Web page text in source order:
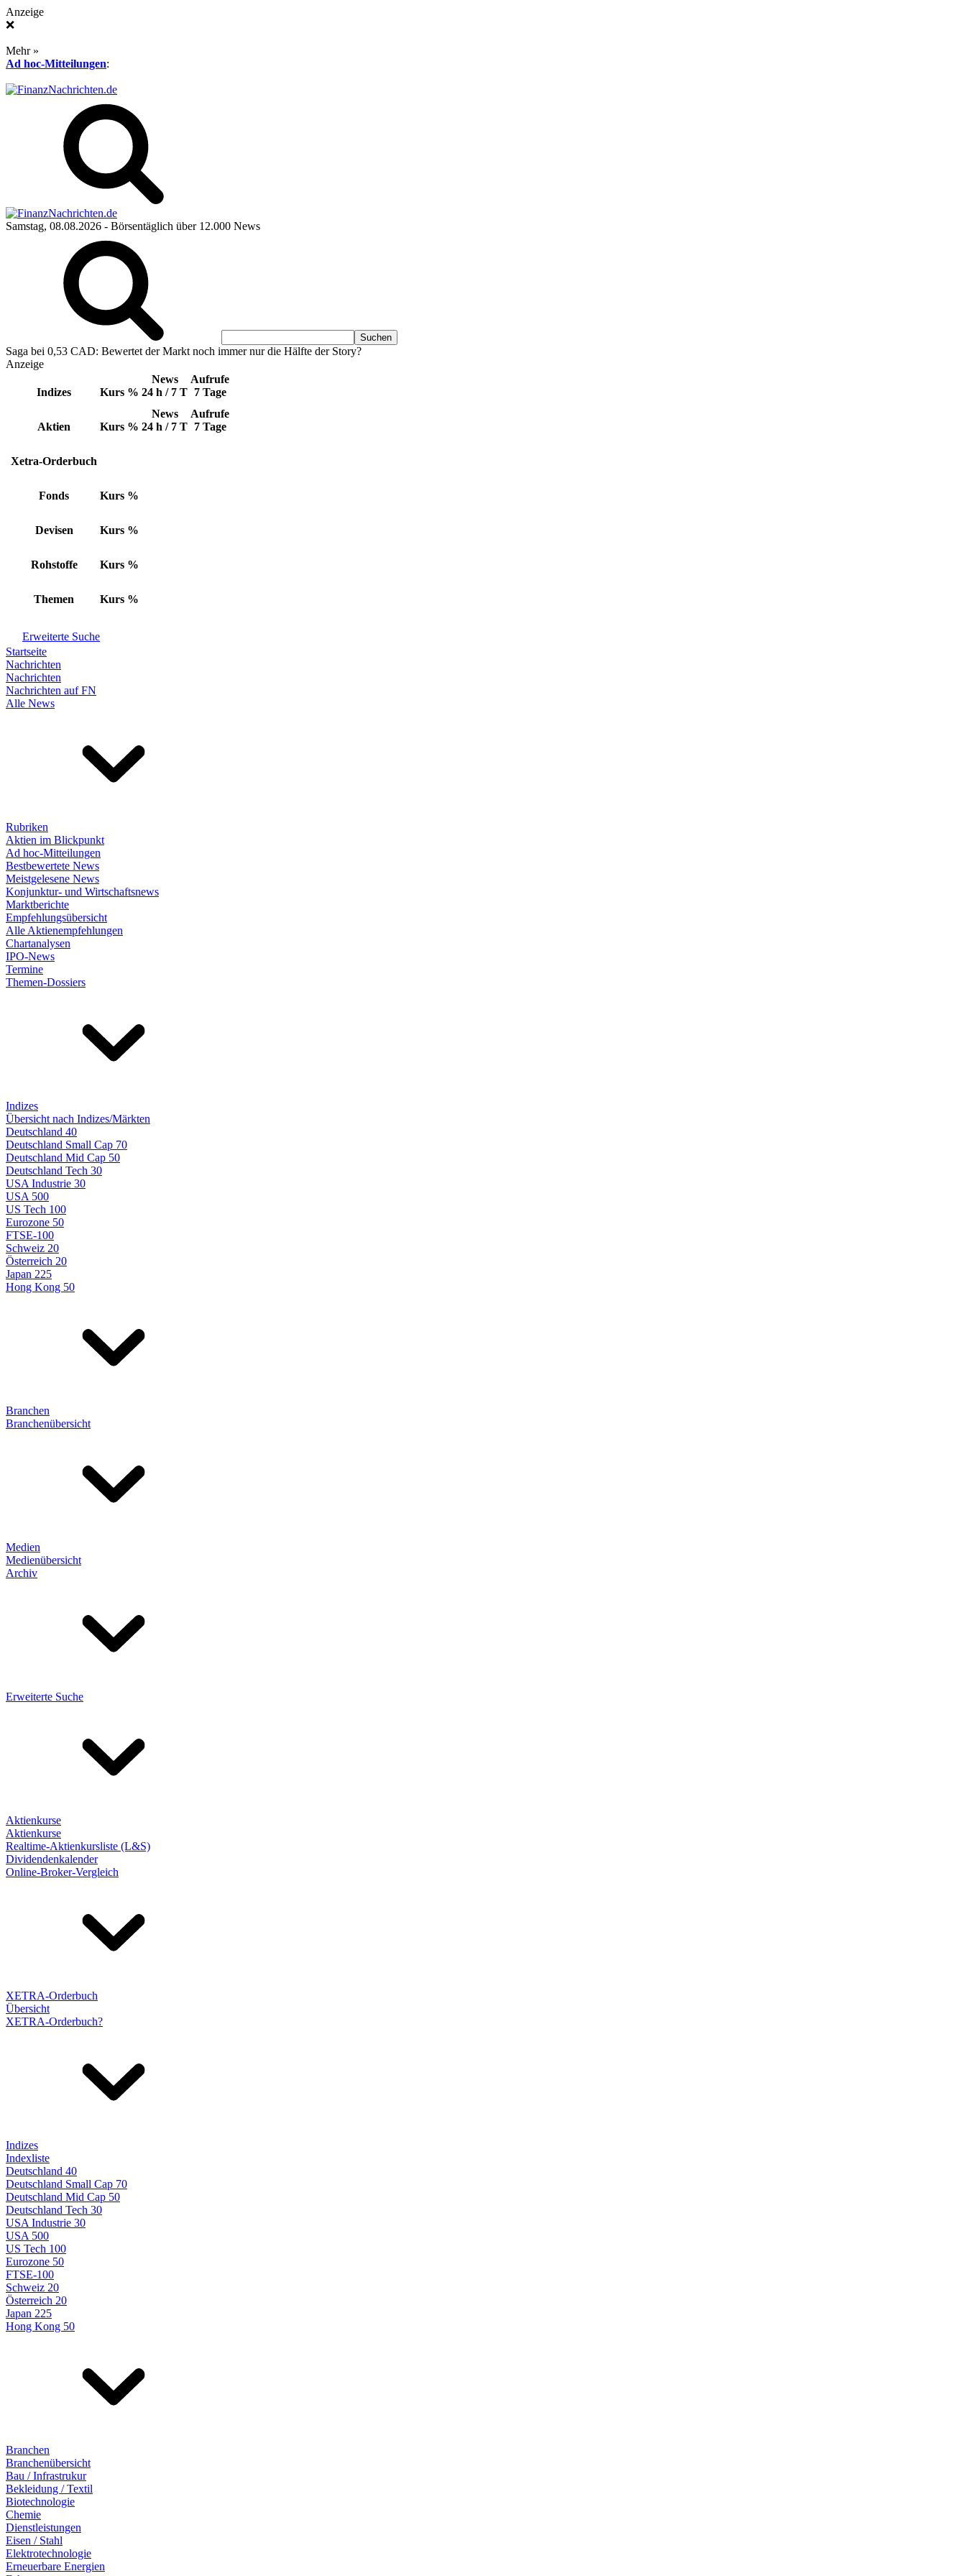
Anzeige
❌
Mehr »
Ad hoc-Mitteilungen:
Samstag, 08.08.2026 - Börsentäglich über 12.000 News
Saga bei 0,53 CAD: Bewertet der Markt noch immer nur die Hälfte der Story?
Anzeige
Indizes Kurs %
News
24 h / 7 T
Aufrufe
7 Tage
Aktien Kurs %
News
24 h / 7 T
Aufrufe
7 Tage
Xetra-Orderbuch
Fonds Kurs %
Devisen Kurs %
Rohstoffe Kurs %
Themen Kurs %
Erweiterte Suche
Startseite
Nachrichten
Nachrichten
Nachrichten auf FN
Alle News
Rubriken
Aktien im Blickpunkt
Ad hoc-Mitteilungen
Bestbewertete News
Meistgelesene News
Konjunktur- und Wirtschaftsnews
Marktberichte
Empfehlungsübersicht
Alle Aktienempfehlungen
Chartanalysen
IPO-News
Termine
Themen-Dossiers
Indizes
Übersicht nach Indizes/Märkten
Deutschland 40
Deutschland Small Cap 70
Deutschland Mid Cap 50
Deutschland Tech 30
USA Industrie 30
USA 500
US Tech 100
Eurozone 50
FTSE-100
Schweiz 20
Österreich 20
Japan 225
Hong Kong 50
Branchen
Branchenübersicht
Medien
Medienübersicht
Archiv
Erweiterte Suche
Aktienkurse
Aktienkurse
Realtime-Aktienkursliste (L&S)
Dividendenkalender
Online-Broker-Vergleich
XETRA-Orderbuch
Übersicht
XETRA-Orderbuch?
Indizes
Indexliste
Deutschland 40
Deutschland Small Cap 70
Deutschland Mid Cap 50
Deutschland Tech 30
USA Industrie 30
USA 500
US Tech 100
Eurozone 50
FTSE-100
Schweiz 20
Österreich 20
Japan 225
Hong Kong 50
Branchen
Branchenübersicht
Bau / Infrastrukur
Bekleidung / Textil
Biotechnologie
Chemie
Dienstleistungen
Eisen / Stahl
Elektrotechnologie
Erneuerbare Energien